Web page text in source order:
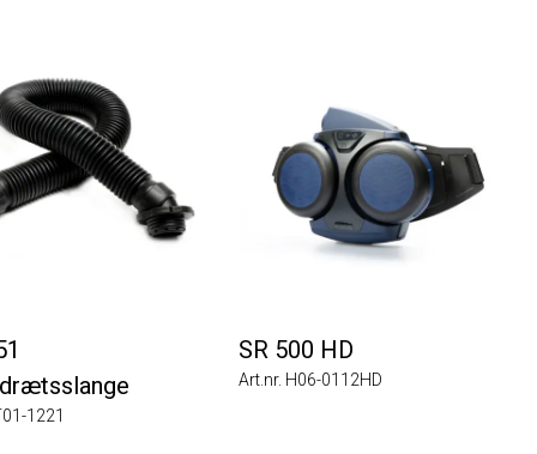
1221
SR 500 HD
Art.nr. H06-0112HD